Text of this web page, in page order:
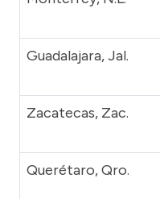
Guadalajara, Jal.
Zacatecas, Zac.
Querétaro, Qro.